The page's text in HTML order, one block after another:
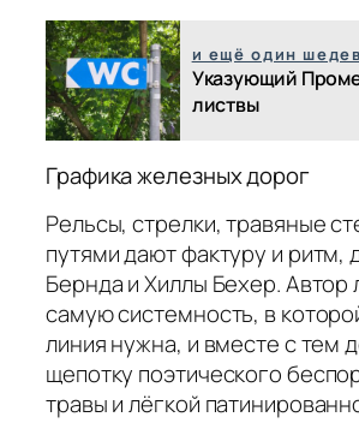
и ещё один
Указующий
листвы
Графика железных дорог
Рельсы, стрелки, травяные
путями дают фактуру и ритм,
Бернда и Хиллы Бехер. Автор
самую системность, в
линия нужна, и вместе с тем
щепотку поэтического
травы и лёгкой